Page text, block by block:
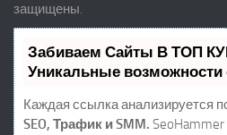
защищены.
Забиваем Сайты В ТОП
Уникальные возможности
Каждая ссылка анализируется
SEO, Трафик и SMM.